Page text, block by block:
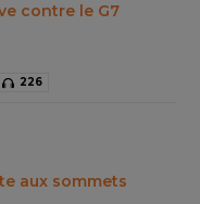
contre le G7
226
aux sommets